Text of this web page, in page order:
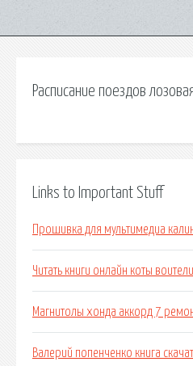
Расписание поездов
Links to Important Stuff
Прошивка для мультимедиа
Читать книги онлайн коты воители
Магнитолы хонда аккорд 7
Валерий попенченко книга